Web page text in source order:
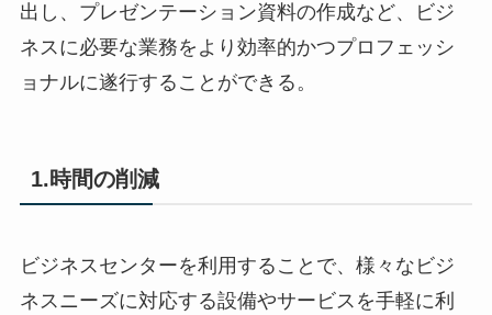
出し、プレゼンテーション資料の作成など、ビジ
ネスに必要な業務をより効率的かつプロフェッシ
ョナルに遂行することができる。
1.時間の削減
ビジネスセンターを利用することで、様々なビジ
ネスニーズに対応する設備やサービスを手軽に利